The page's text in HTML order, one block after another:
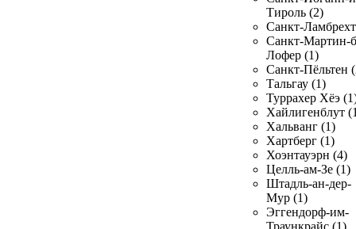
Тироль (2)
Санкт-
Санкт-Мартин-
Лофер (1)
Санкт-Пёльтен
Тальгау (1)
Туррахер Хёэ
Хайлигенблут
Хальванг (1)
Хартберг (1)
Хоэнтауэрн (4)
Целль-ам-Зе (1)
Штадль-ан-дер-
Мур (1)
Эггендорф-им-
Траункрайс (1)